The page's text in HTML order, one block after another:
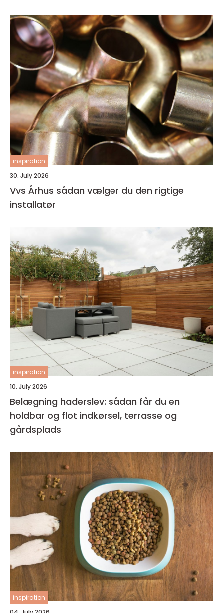
inspiration
30. July 2026
Vvs Århus sådan vælger du den rigtige
installatør
inspiration
10. July 2026
Belægning haderslev: sådan får du en
holdbar og flot indkørsel, terrasse og
gårdsplads
inspiration